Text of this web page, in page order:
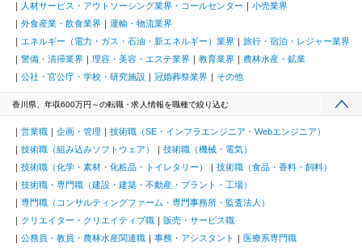
人材サービス・アウトソーシング業界・コールセンター
小売業界
外食産業・飲食業界
運輸・物流業界
エネルギー（電力・ガス・石油・新エネルギー）業界
旅行・宿泊・レジャー業界
警備・清掃業界
理容・美容・エステ業界 教育業界
農林水産・鉱業
公社・官公庁・学校・研究施設
冠婚葬祭業界 その他
香川県、年収600万円～の転職・求人情報を職種で絞り込む
営業職 企画・管理
技術職（SE・インフラエンジニア・Webエンジニア）
技術職（組み込みソフトウェア）
技術職（機械・電気）
技術職（化学・素材・化粧品・トイレタリー）
技術職（食品・香料・飼料）
技術職・専門職（建設・建築・不動産・プラント・工場）
専門職（コンサルティングファーム・専門事務所・監査法人）
クリエイター・クリエイティブ職
販売・サービス職
公務員・教員・農林水産関連職
事務・アシスタント 医療系専門職